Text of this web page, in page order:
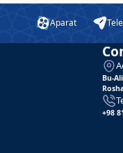
Aparat
Bu-
+98